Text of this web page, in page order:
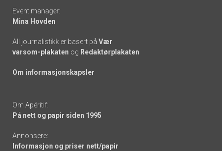
Event manager:
Mina Hovden
All journalistikk er basert på Vær
varsom-plakaten og Redaktørplakaten
Om informasjonskapsler
Om Apéritif:
På nett og papir siden 1995
Annonsere:
Informasjon og priser nett/papir